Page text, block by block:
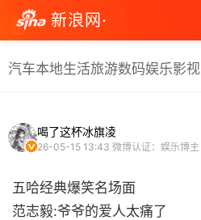
新浪网·
汽车本地生活旅游数码娱乐影视
喝了这杯冰旗凌
26-05-15 13:43 微博认证：娱乐博主
五哈经典爆笑名场面
范志毅:爷爷的爱人太痛了